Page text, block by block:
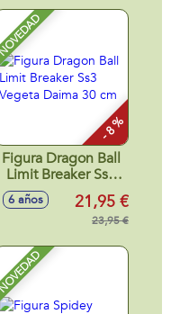
- 8 %
Figura Dragon Ball
Limit Breaker Ss3
Vegeta Daima 30
6 años 21,95 €
23,95 €